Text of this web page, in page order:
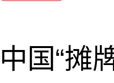
中国“摊